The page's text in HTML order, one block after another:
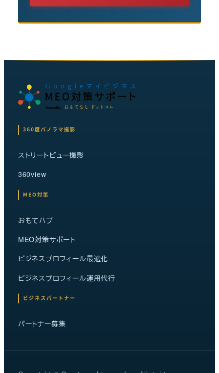
360度パノラマ撮影
ストリートビュー撮影
360view
MEO対策
おもてハブ
MEO対策サポート
ビジネスプロフィール最適化
ビジネスプロフィール運用代行
ビジネスパートナー
パートナー募集